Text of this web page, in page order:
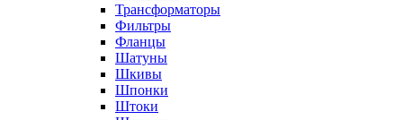
Трансформаторы
Фильтры
Фланцы
Шатуны
Шкивы
Шпонки
Штоки